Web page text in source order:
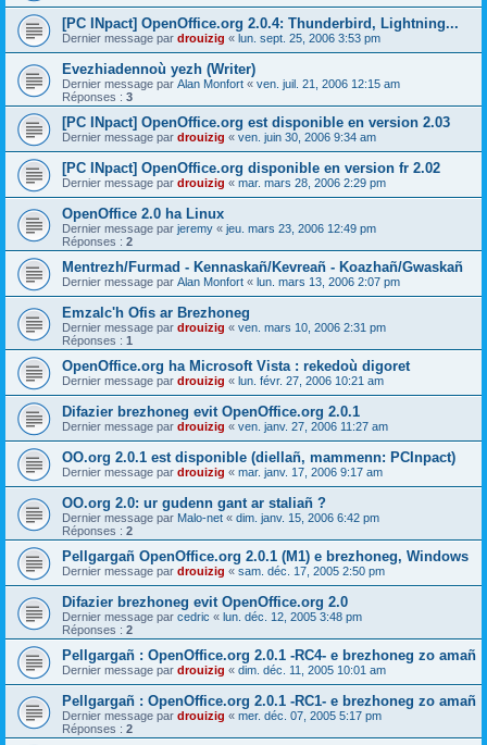
[PC INpact] OpenOffice.org 2.0.4: Thunderbird, Lightning...
Dernier message par drouizig « lun. sept. 25, 2006 3:53 pm
Evezhiadennoù yezh (Writer)
Dernier message par Alan Monfort « ven. juil. 21, 2006 12:15 am
Réponses : 3
[PC INpact] OpenOffice.org est disponible en version 2.03
Dernier message par drouizig « ven. juin 30, 2006 9:34 am
[PC INpact] OpenOffice.org disponible en version fr 2.02
Dernier message par drouizig « mar. mars 28, 2006 2:29 pm
OpenOffice 2.0 ha Linux
Dernier message par jeremy « jeu. mars 23, 2006 12:49 pm
Réponses : 2
Mentrezh/Furmad - Kennaskañ/Kevreañ - Koazhañ/Gwaskañ
Dernier message par Alan Monfort « lun. mars 13, 2006 2:07 pm
Emzalc'h Ofis ar Brezhoneg
Dernier message par drouizig « ven. mars 10, 2006 2:31 pm
Réponses : 1
OpenOffice.org ha Microsoft Vista : rekedoù digoret
Dernier message par drouizig « lun. févr. 27, 2006 10:21 am
Difazier brezhoneg evit OpenOffice.org 2.0.1
Dernier message par drouizig « ven. janv. 27, 2006 11:27 am
OO.org 2.0.1 est disponible (diellañ, mammenn: PCInpact)
Dernier message par drouizig « mar. janv. 17, 2006 9:17 am
OO.org 2.0: ur gudenn gant ar staliañ ?
Dernier message par Malo-net « dim. janv. 15, 2006 6:42 pm
Réponses : 2
Pellgargañ OpenOffice.org 2.0.1 (M1) e brezhoneg, Windows
Dernier message par drouizig « sam. déc. 17, 2005 2:50 pm
Difazier brezhoneg evit OpenOffice.org 2.0
Dernier message par cedric « lun. déc. 12, 2005 3:48 pm
Réponses : 2
Pellgargañ : OpenOffice.org 2.0.1 -RC4- e brezhoneg zo amañ
Dernier message par drouizig « dim. déc. 11, 2005 10:01 am
Pellgargañ : OpenOffice.org 2.0.1 -RC1- e brezhoneg zo amañ
Dernier message par drouizig « mer. déc. 07, 2005 5:17 pm
Réponses : 2